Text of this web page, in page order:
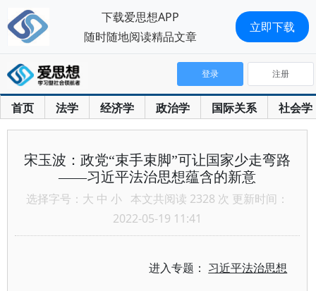
首页 法学 经济学 政治学 国际关系 社会学
登录 注册
宋玉波：政党“束手束脚”可让国家少走弯路
——习近平法治思想蕴含的新意
选择字号： 大 中 小 本文共阅读 2328 次 更新时间：
2022-05-19 11:41
进入专题： 习近平法治思想
下载爱思想APP
随时随地阅读精品文章
立即下载